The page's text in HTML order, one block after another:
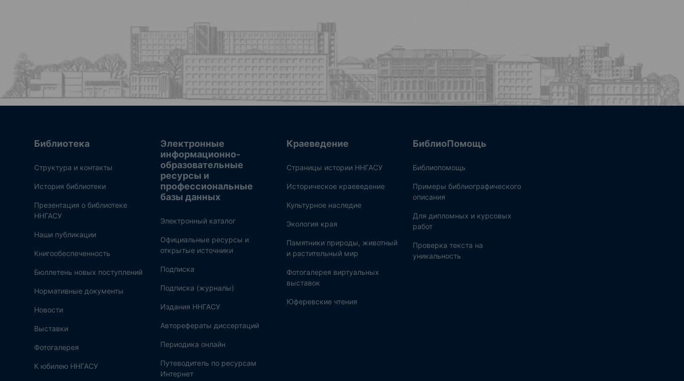
Библиотека
Структура и контакты
История библиотеки
Презентация о библиотеке
ННГАСУ
Наши публикации
Книгообеспеченность
Бюллетень новых поступлений
Нормативные документы
Новости
Выставки
Фотогалерея
К юбилею ННГАСУ
Электронные
информационно-
образовательные
ресурсы и
профессиональные
базы данных
Электронный каталог
Официальные ресурсы и
открытые источники
Подписка
Подписка (журналы)
Издания ННГАСУ
Авторефераты диссертаций
Периодика онлайн
Путеводитель по ресурсам
Интернет
Краеведение
Страницы истории ННГАСУ
Историческое краеведение
Культурное наследие
Экология края
Памятники природы, животный
и растительный мир
Фотогалерея виртуальных
выставок
Юферевские чтения
БиблиоПомощь
Библиопомощь
Примеры библиографического
описания
Для дипломных и курсовых
работ
Проверка текста на
уникальность